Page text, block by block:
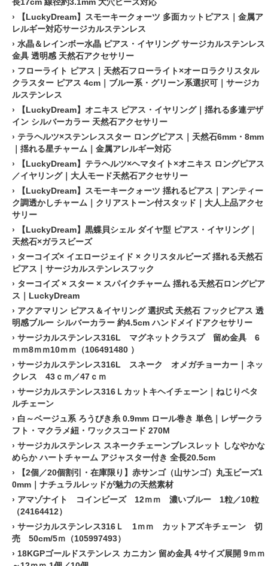
›
【LuckyDream】スモーキークォーツ 多面カットピアス｜金属ア
レルギー対応サージカルステンレス
› 水晶＆レインボー水晶 ピアス・イヤリング サージカルステンレス
金具 透明感 天然石アクセサリー
› フローライト ピアス｜天然石フローライト×オーロラクリスタル
クラスター ピアス 4cm｜ブルー系・グリーン系選択可｜サージカ
ルステンレス
›
【LuckyDream】オニキス ピアス・イヤリング｜揺れる多連デザ
イン シルバーカラー 天然石アクセサリー
› テラヘルツ×ステンレススター ロングピアス｜天然石6mm・8mm
｜揺れる星チャーム｜金属アレルギー対応
›
【LuckyDream】テラヘルツ×ヘマタイト×オニキス ロングピアス
／イヤリング｜大人モード天然石アクセサリー
›
【LuckyDream】スモーキークォーツ 揺れるピアス｜アンティー
ク調透かしチャーム｜クリアストーン付スタッド｜大人上品アクセ
サリー
›
【LuckyDream】黒蝶貝シェル ダイヤ型 ピアス・イヤリング｜
天然石×ガラスビーズ
› ターコイズ× イエロージェイド × クリスタルビーズ 揺れる天然石
ピアス｜サージカルステンレスフック
› ターコイズ × スター × スパイクチャーム 揺れる天然石ロングピア
ス｜LuckyDream
› アクアマリン ピアス＆イヤリング 選択式 天然石 フックピアス 透
明感ブルー シルバーカラー 約4.5cm ハンドメイドアクセサリー
› サージカルステンレス316L マグネットクラスプ 留め金具 6
ｍｍ8ｍｍ10ｍｍ（106491480 ）
› サージカルステンレス316L スネーク オメガチョーカー｜ネッ
クレス 43ｃｍ／47ｃｍ
› サージカルステンレス316Ｌカットキヘイチェーン｜ねじりペタ
ルチェーン
› 白～ベージュ系 ろうびき糸 0.9mm ロール巻き 単色｜レザークラ
フト・マクラメ紐・ワックスコード 270M
› サージカルステンレス スネークチェーンブレスレット しなやかな
めらか ハートチャーム アジャスター付き 全長20.5cm
›
【2個／20個割引・在庫限り】赤サンゴ（山サンゴ）丸玉ビーズ1
0mm｜ナチュラルレッドが魅力の天然素材
› アマゾナイト コインビーズ 12ｍｍ 濃いブルー 1粒／10粒
（24164412）
› サージカルステンレス316Ｌ 1ｍｍ カットアズキチェーン 切
売 50cm/5ｍ（105997493）
› 18KGPゴールドステンレス カニカン 留め金具 4サイズ展開 9ｍｍ